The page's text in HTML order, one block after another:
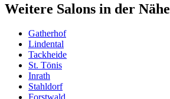
Weitere Salons in der Nähe
Gatherhof
Lindental
Tackheide
St. Tönis
Inrath
Stahldorf